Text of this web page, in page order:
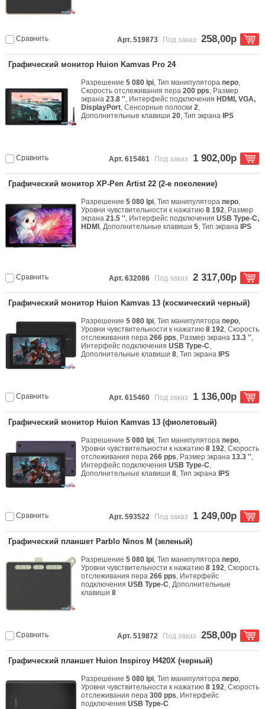
Сравнить Арт. 519873 Под заказ 258,00р
Графический монитор Huion Kamvas Pro 24
Разрешение5 080 lpi, Тип манипулятораперо,
Скорость отслеживания пера200 pps, Размер
экрана23.8 '', Интерфейс подключения HDMI, VGA,
DisplayPort, Сенсорные полоски2,
Дополнительные клавиши20, Тип экрана IPS
Сравнить Арт. 615461 Под заказ 1 902,00р
Графический монитор XP-Pen Artist 22 (2-е поколение)
Разрешение5 080 lpi, Тип манипулятораперо,
Уровни чувствительности к нажатию8 192, Размер
экрана21.5 '', Интерфейс подключенияUSB Type-C,
HDMI , Дополнительные клавиши5, Тип экрана IPS
Сравнить Арт. 632086 Под заказ 2 317,00р
Графический монитор Huion Kamvas 13 (космический черный)
Разрешение5 080 lpi, Тип манипулятораперо,
Уровни чувствительности к нажатию8 192, Скорость
отслеживания пера266 pps, Размер экрана13.3 '',
Интерфейс подключенияUSB Type-C,
Дополнительные клавиши8, Тип экрана IPS
Сравнить Арт. 615460 Под заказ 1 136,00р
Графический монитор Huion Kamvas 13 (фиолетовый)
Разрешение5 080 lpi, Тип манипулятораперо,
Уровни чувствительности к нажатию8 192, Скорость
отслеживания пера266 pps, Размер экрана13.3 '',
Интерфейс подключенияUSB Type-C,
Дополнительные клавиши8, Тип экрана IPS
Сравнить Арт. 593522 Под заказ 1 249,00р
Графический планшет Parblo Ninos M (зеленый)
Разрешение5 080 lpi, Тип манипулятораперо,
Уровни чувствительности к нажатию8 192, Скорость
отслеживания пера266 pps, Интерфейс
подключенияUSB Type-C, Дополнительные
клавиши8
Сравнить Арт. 519872 Под заказ 258,00р
Графический планшет Huion Inspiroy H420X (черный)
Разрешение5 080 lpi, Тип манипулятораперо,
Уровни чувствительности к нажатию8 192, Скорость
отслеживания пера300 pps, Интерфейс
подключенияUSB Type-C